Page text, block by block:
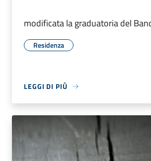
modificata la graduatoria del
Residenza
LEGGI DI PIÙ